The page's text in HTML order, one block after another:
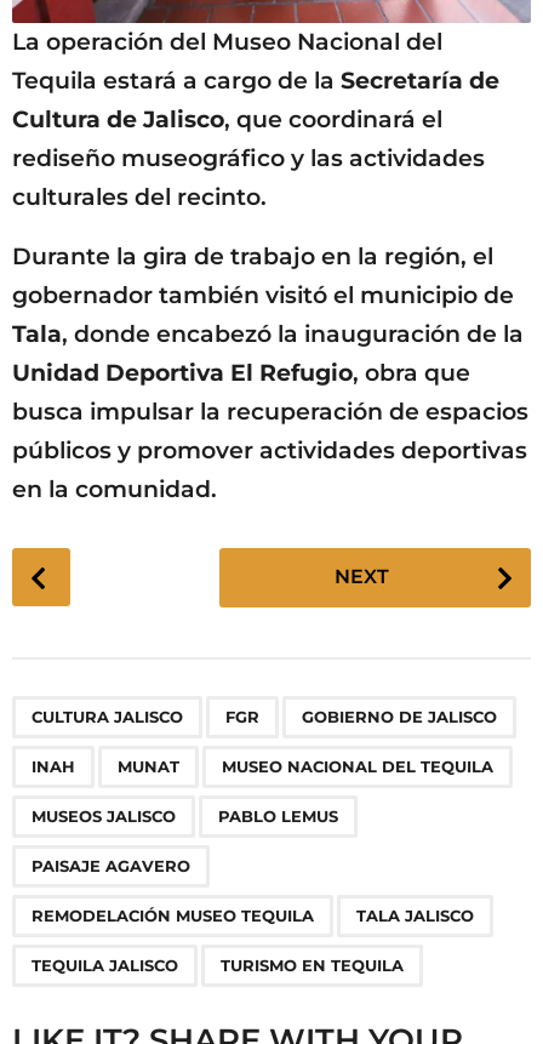
La operación del Museo Nacional del
Tequila estará a cargo de la Secretaría de
Cultura de Jalisco, que coordinará el
rediseño museográfico y las actividades
culturales del recinto.
Durante la gira de trabajo en la región, el
gobernador también visitó el municipio de
Tala, donde encabezó la inauguración de la
Unidad Deportiva El Refugio, obra que
busca impulsar la recuperación de espacios
públicos y promover actividades deportivas
en la comunidad.
P
o
NEXT
CULTURA JALISCO FGR GOBIERNO DE JALISCO
INAH MUNAT MUSEO NACIONAL DEL TEQUILA
MUSEOS JALISCO PABLO LEMUS
PAISAJE AGAVERO
REMODELACIÓN MUSEO TEQUILA TALA JALISCO
TEQUILA JALISCO TURISMO EN TEQUILA